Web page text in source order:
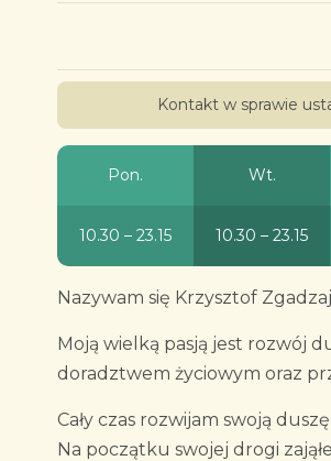
Kontakt w sprawie
Pon. Wt.
10.30 – 23.15 10.30 – 23.15
Nazywam się Krzysztof
Moją wielką pasją jest rozwój
doradztwem życiowym oraz
Cały czas rozwijam swoją
Na początku swojej drogi